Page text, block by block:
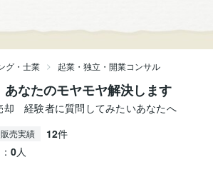
グ・士業 起業・独立・開業コンサル
なたのモヤモヤ解決します
却 経験者に質問してみたいあなたへ
販売実績 12件
0人